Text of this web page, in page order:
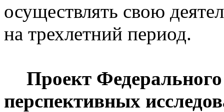
осуществлять свою
на трехлетний период.
Проект
перспективных